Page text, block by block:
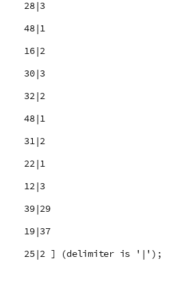
28|3
48|1
16|2
30|3
32|2
48|1
31|2
22|1
12|3
39|29
19|37
25|2 ] (delimiter is '|');